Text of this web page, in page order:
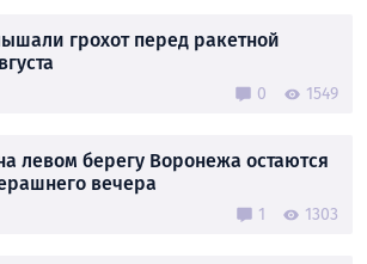
грохот перед ракетной
0 1549
левом берегу Воронежа остаются
вечера
1 1303